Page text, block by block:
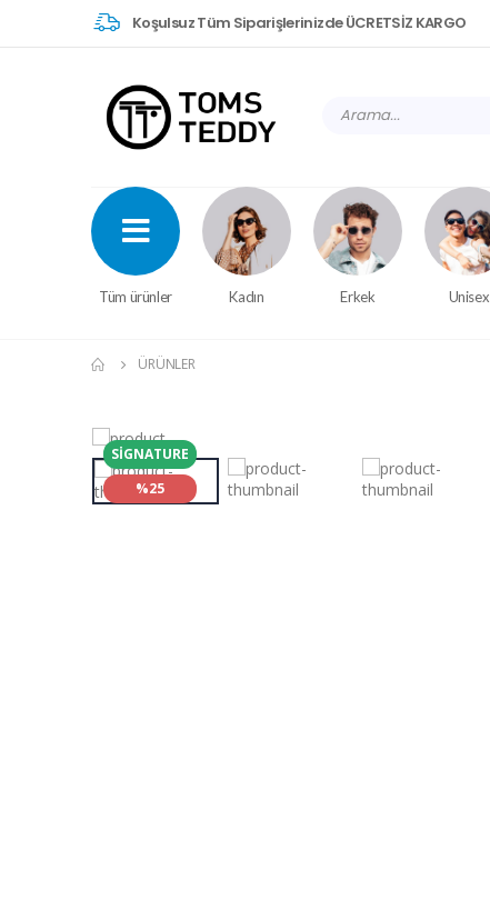
Koşulsuz Tüm Siparişlerinizde ÜCRETSİZ KARGO
Tüm ürünler Kadın Erkek Unisex
ÜRÜNLER
SIGNATURE
%25